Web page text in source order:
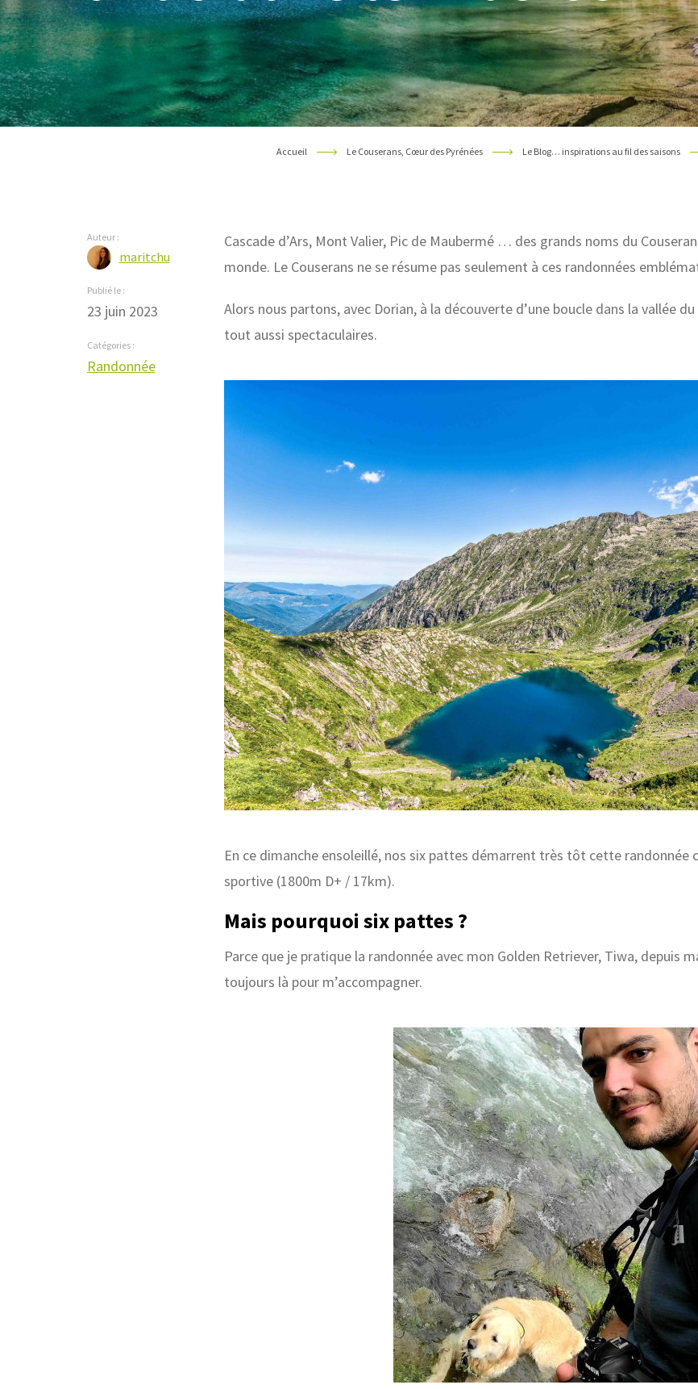
Accueil Le Couserans, Cœur des Pyrénées Le Blog… inspirations au fil des saisons
Auteur :
maritchu
Publié le :
23 juin 2023
Catégories :
Randonnée
Cascade d’Ars, Mont Valier, Pic de Maubermé … des grands noms du
monde. Le Couserans ne se résume pas seulement à ces randonnées
Alors nous partons, avec Dorian, à la découverte d’une boucle dans la vallée
tout aussi spectaculaires.
En ce dimanche ensoleillé, nos six pattes démarrent très tôt cette randonnée
sportive (1800m D+ / 17km).
Mais pourquoi six pattes ?
Parce que je pratique la randonnée avec mon Golden Retriever, Tiwa, depuis
toujours là pour m’accompagner.